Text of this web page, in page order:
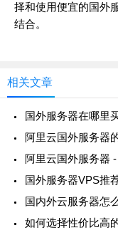
择和使用便宜的国外
结合。
相关文章
国外服务器在哪里
阿里云国外服务器
阿里云国外服务器
国外服务器VPS推
国内外云服务器怎
如何选择性价比高